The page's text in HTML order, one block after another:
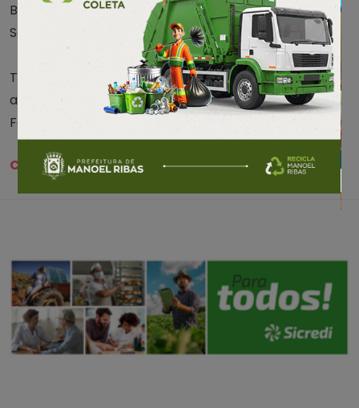
Back”, reiterou a diretora da escola, Sonia
Schnekemberg.
Texto: jornalista Lucas Herdt/NH Notícias, com
assessoria
Foto: reprodução/assessoria
Compartilhe